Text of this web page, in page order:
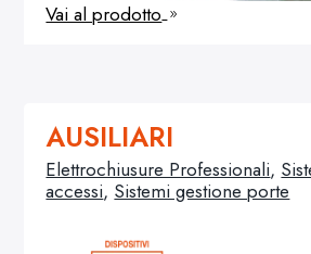
Vai al prodotto 9
AUSILIARI
Elettrochiusure Professionali,
accessi, Sistemi gestione porte